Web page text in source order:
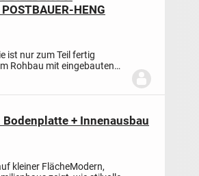
HENG
ist nur zum Teil fertig
Rohbau mit eingebauten
+ Innenausbau
kleiner FlächeModern,